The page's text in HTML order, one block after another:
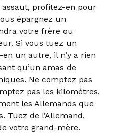
assaut, profitez-en pour
épargnez un
votre frère ou
Si vous tuez un
un autre, il n’y a rien
qu’un amas de
Ne comptez pas
pas les kilomètres,
les Allemands que
Tuez de l’Allemand,
votre grand-mère.